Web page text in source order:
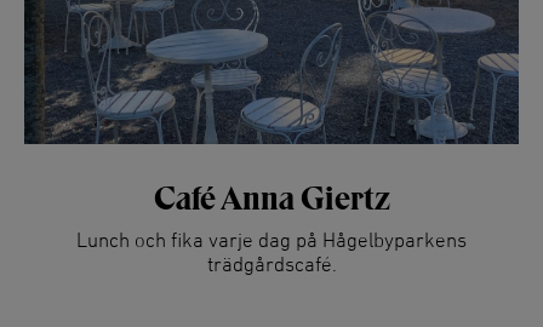
Café Anna Giertz
Lunch och fika varje dag på Hågelbyparkens
trädgårdscafé.